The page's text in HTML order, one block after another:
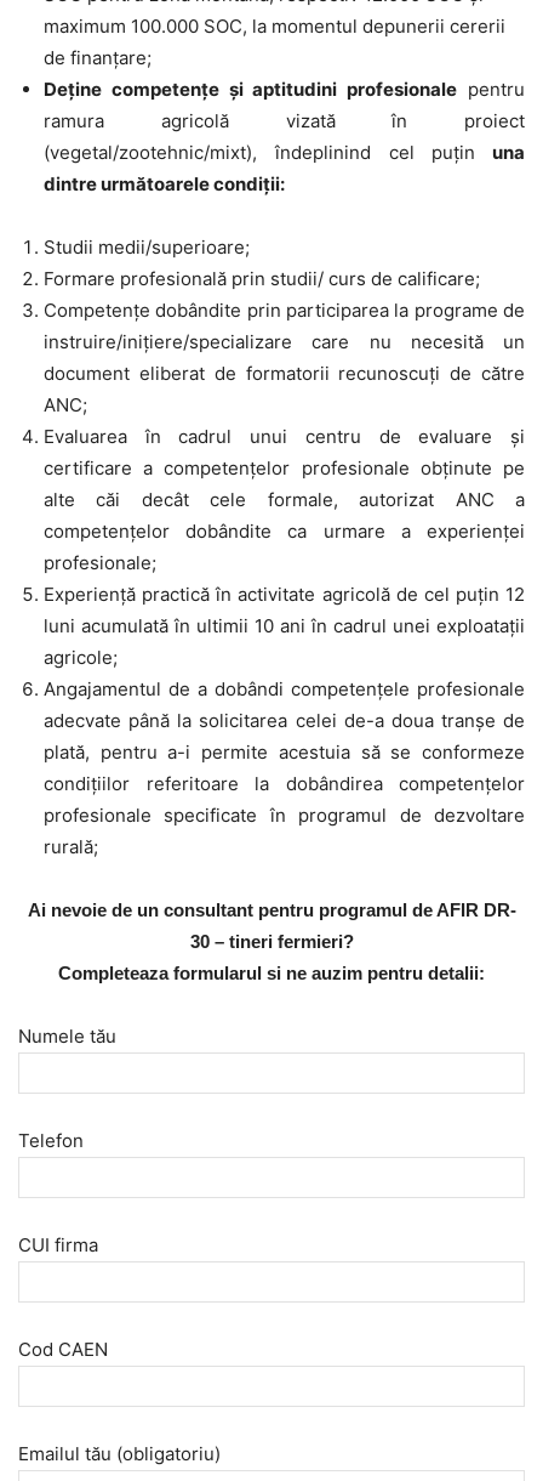
maximum 100.000 SOC, la momentul depunerii cererii
de finanțare;
Deține competențe și aptitudini profesionale pentru
ramura agricolă vizată în proiect
(vegetal/zootehnic/mixt), îndeplinind cel puțin una
dintre următoarele condiții:
Studii medii/superioare;
Formare profesională prin studii/ curs de calificare;
Competențe dobândite prin participarea la programe de
instruire/iniţiere/specializare care nu necesită un
document eliberat de formatorii recunoscuţi de către
ANC;
Evaluarea în cadrul unui centru de evaluare și
certificare a competențelor profesionale obținute pe
alte căi decât cele formale, autorizat ANC a
competenţelor dobândite ca urmare a experienţei
profesionale;
Experiență practică în activitate agricolă de cel puțin 12
luni acumulată în ultimii 10 ani în cadrul unei exploatații
agricole;
Angajamentul de a dobândi competențele profesionale
adecvate până la solicitarea celei de-a doua tranșe de
plată, pentru a-i permite acestuia să se conformeze
condițiilor referitoare la dobândirea competențelor
profesionale specificate în programul de dezvoltare
rurală;
Ai nevoie de un consultant pentru programul de AFIR DR-
30 – tineri fermieri?
Completeaza formularul si ne auzim pentru detalii:
Numele tău
Telefon
CUI firma
Cod CAEN
Emailul tău (obligatoriu)